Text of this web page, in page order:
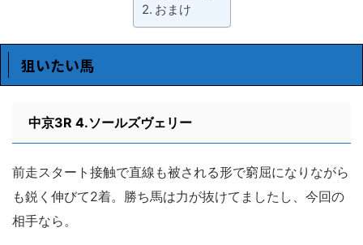
おまけ
狙いたい馬
中京3R 4.ソールズヴェリー
前走スタート接触で直線も被される形で窮屈になりながら
も鋭く伸びて2着。勝ち馬は力が抜けてましたし、今回の
相手なら。